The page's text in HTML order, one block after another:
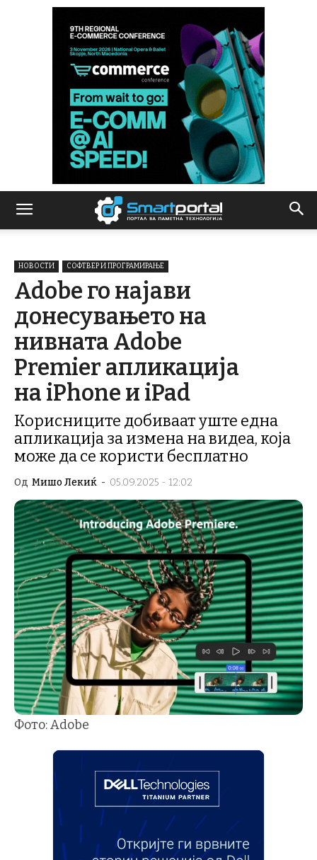
НОВОСТИ СОФТВЕР И ПРОГРАМИРАЊЕ
Adobe го најави
донесувањето на
нивната Adobe
Premier апликација
на iPhone и iPad
Корисниците добиваат уште една
апликација за измена на видеа, која
може да се користи бесплатно
Од Мишо Лекиќ - 05.09.2025 - 12:02
Фото: Adobe